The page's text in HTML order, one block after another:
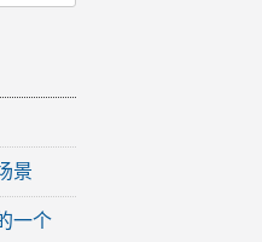
景
一个